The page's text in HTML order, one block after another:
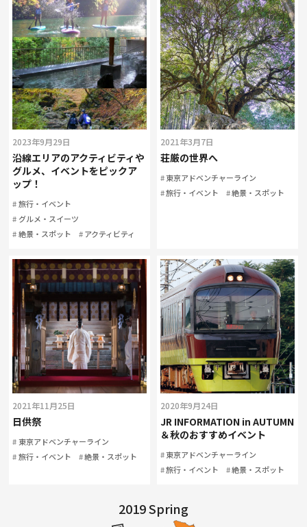
2023年9月29日
沿線エリアのアクティビティや
グルメ、イベントをピックア
ップ！
旅行・イベント
グルメ・スイーツ
絶景・スポット
アクティビティ
2021年3月7日
荘厳の世界へ
東京アドベンチャーライン
旅行・イベント
絶景・スポット
2021年11月25日
日供祭
東京アドベンチャーライン
旅行・イベント
絶景・スポット
2020年9月24日
JR INFORMATION in AUTUMN
＆秋のおすすめイベント
東京アドベンチャーライン
旅行・イベント
絶景・スポット
2019 Spring